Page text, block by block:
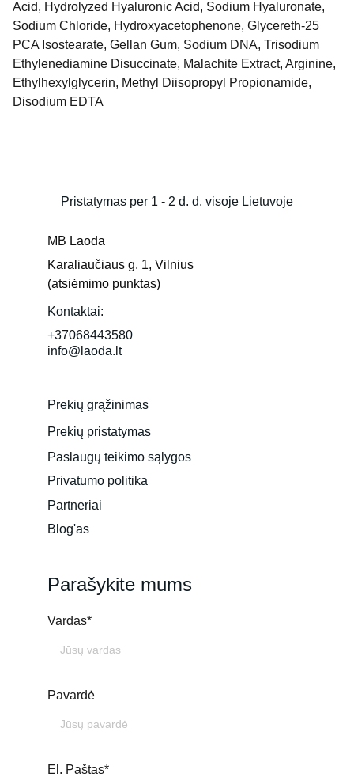
Acid, Hydrolyzed Hyaluronic Acid, Sodium Hyaluronate,
Sodium Chloride, Hydroxyacetophenone, Glycereth-25
PCA Isostearate, Gellan Gum, Sodium DNA, Trisodium
Ethylenediamine Disuccinate, Malachite Extract, Arginine,
Ethylhexylglycerin, Methyl Diisopropyl Propionamide,
Disodium EDTA
Parašykite mums
Vardas*
Pavardė
El. Paštas*
MB Laoda
Karaliaučiaus g. 1, Vilnius
(atsiėmimo punktas)
Kontaktai:
+37068443580
info@laoda.lt
Paslaugų teikimo sąlygos
Prekių grąžinimas
Prekių pristatymas
Privatumo politika
Pristatymas per 1 - 2 d. d. visoje Lietuvoje
Partneriai
Blog'as